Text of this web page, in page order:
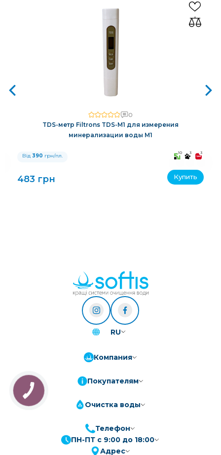
ПриватБанк
3-10 платежів, кредит 0.01%
0
TDS-метр Filtrons TDS-M1 для измерения
минерализации воды M1
Від 390 грн/пл. 10 3 3
483 грн Купить
RU
Компания
Покупателям
Очистка воды
Телефон
ПН-ПТ с 9:00 до 18:00
Адрес